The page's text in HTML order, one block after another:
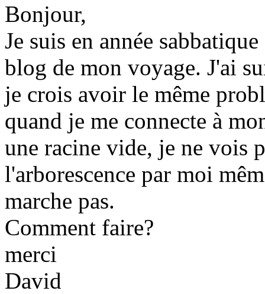
Bonjour,
Je suis en année
blog de mon voyage. J'ai
je crois avoir le même
quand je me connecte à
une racine vide, je ne vois
l'arborescence par moi
marche pas.
Comment faire?
merci
David